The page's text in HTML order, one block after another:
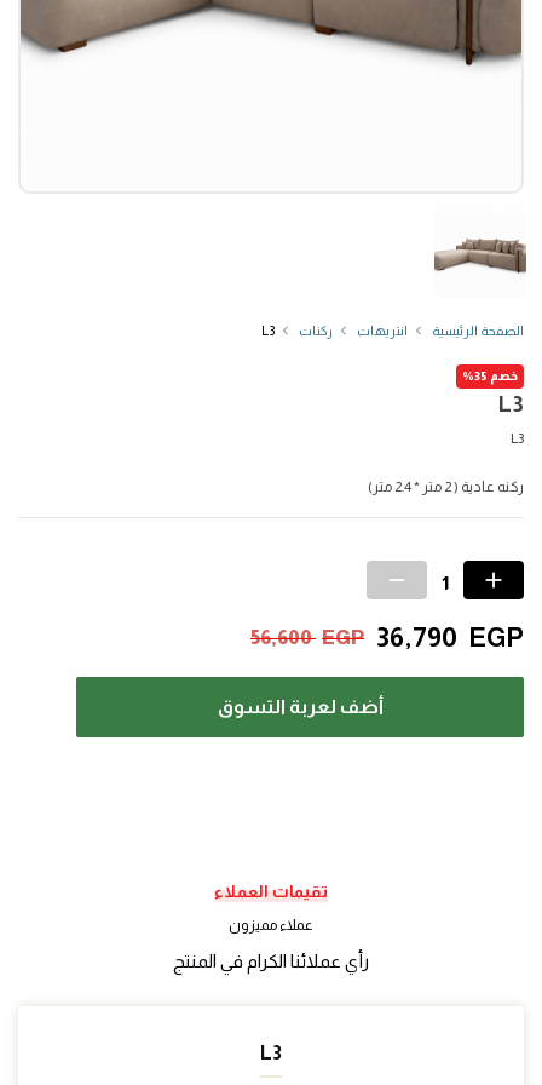
الصفحة الرئيسية انتريهات ركنات L3
L3
خصم 35%
L3
ركنه عادية ( 2 متر * 2.4 متر)
56,600 EGP 36,790 EGP
أضف لعربة التسوق
تقيمات العملاء
عملاء مميزون
رأي عملائنا الكرام في المنتج
L3